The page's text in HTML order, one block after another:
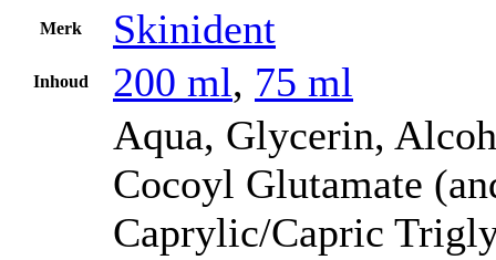
Merk Skinident
Inhoud 200 ml, 75 ml
Aqua, Glycerin,
Cocoyl Glutamate
Caprylic/Capric